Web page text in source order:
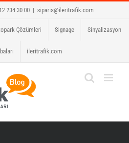
234 30 00 | siparis@ileritrafik.com
Çözümleri Signage Sinyalizasyon
ileritrafik.com